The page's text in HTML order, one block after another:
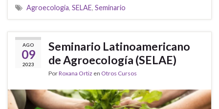
Agroecologia, SELAE, Seminario
AGO
09
2023
Seminario Latinoamericano
de Agroecología (SELAE)
PorRoxana Ortiz en Otros Cursos